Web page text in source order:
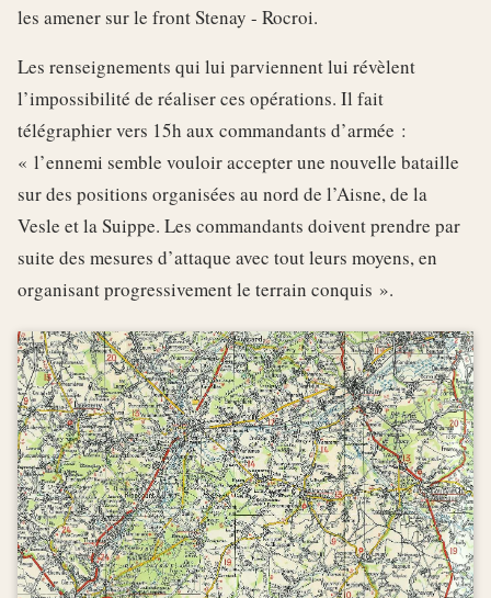
les amener sur le front Stenay - Rocroi.
Les renseignements qui lui parviennent lui révèlent
l’impossibilité de réaliser ces opérations. Il fait
télégraphier vers 15h aux commandants d’armée :
« l’ennemi semble vouloir accepter une nouvelle bataille
sur des positions organisées au nord de l’Aisne, de la
Vesle et la Suippe. Les commandants doivent prendre par
suite des mesures d’attaque avec tout leurs moyens, en
organisant progressivement le terrain conquis ».